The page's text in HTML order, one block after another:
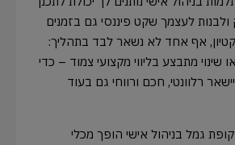
לעצמך שקט פיננסי גם בזמנים
אף אחד לא נשאר לבד בתהליך:
מתבצע בליווי מקצועי צמוד – כדי
רלוונטי, חכם ורווחי גם בעוד
זו הדרך שבה IRA קופת גמל בניהול אישי הופך מכלי